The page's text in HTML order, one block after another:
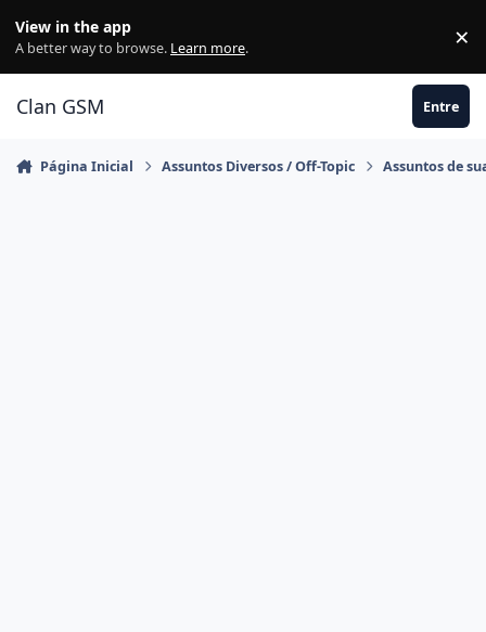
View in the app
A better way to browse. Learn more. ×
Clan GSM Entre
Página Inicial Assuntos Diversos / Off-Topic Assuntos de